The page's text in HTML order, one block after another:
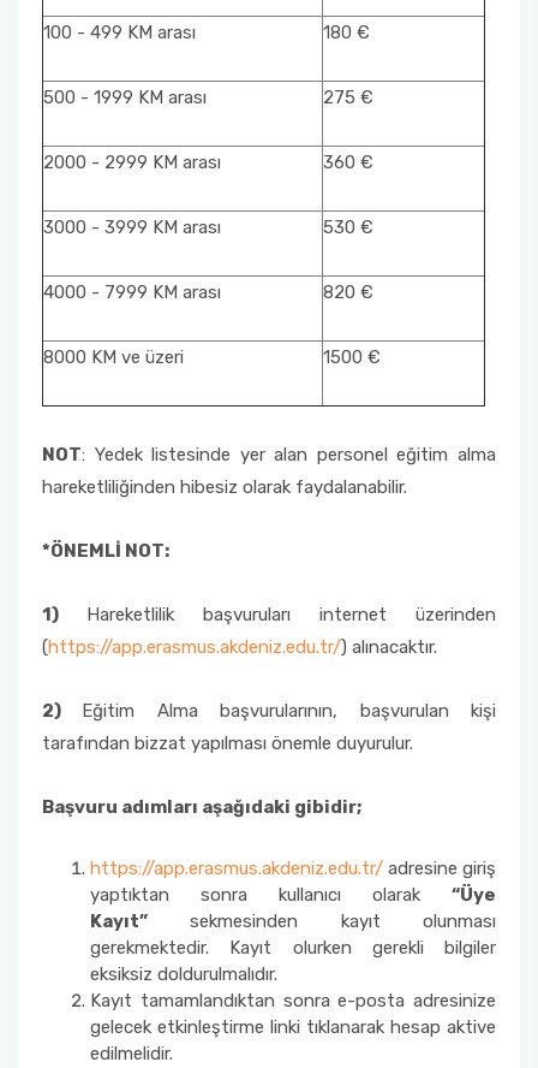
100 - 499 KM arası 180 €
500 - 1999 KM arası 275 €
2000 - 2999 KM arası 360 €
3000 - 3999 KM arası 530 €
4000 - 7999 KM arası 820 €
8000 KM ve üzeri 1500 €
NOT: Yedek listesinde yer alan personel eğitim alma
hareketliliğinden hibesiz olarak faydalanabilir.
*ÖNEMLİ NOT:
1) Hareketlilik başvuruları internet üzerinden
(https://app.erasmus.akdeniz.edu.tr/) alınacaktır.
2) Eğitim Alma başvurularının, başvurulan kişi
tarafından bizzat yapılması önemle duyurulur.
Başvuru adımları aşağıdaki gibidir;
https://app.erasmus.akdeniz.edu.tr/ adresine giriş
yaptıktan sonra kullanıcı olarak “Üye
Kayıt” sekmesinden kayıt olunması
gerekmektedir. Kayıt olurken gerekli bilgiler
eksiksiz doldurulmalıdır.
Kayıt tamamlandıktan sonra e-posta adresinize
gelecek etkinleştirme linki tıklanarak hesap aktive
edilmelidir.